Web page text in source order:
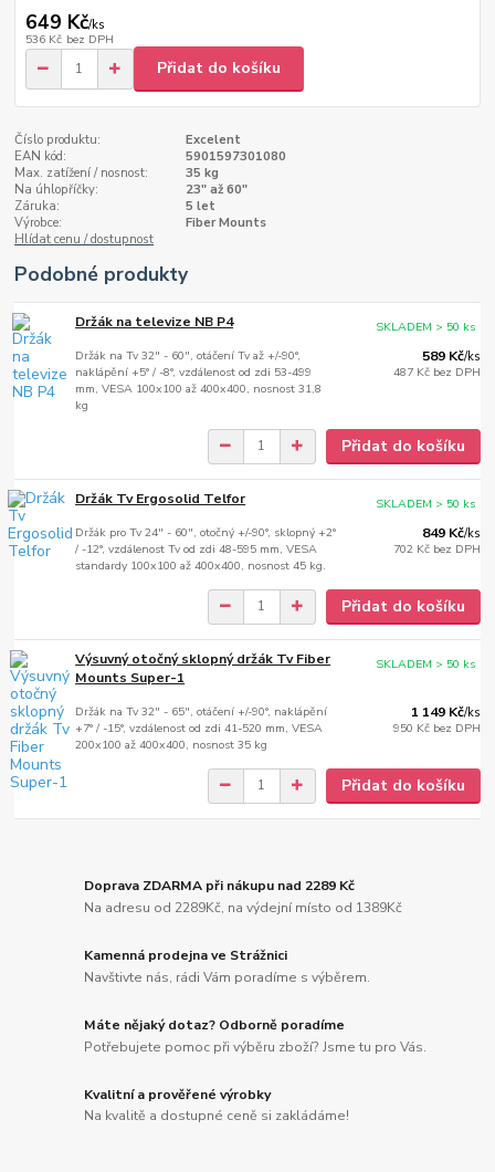
649 Kč/ks
536 Kč bez DPH
Přidat do košíku
Číslo produktu:
Excelent
EAN kód:
5901597301080
Max. zatížení / nosnost:
35 kg
Na úhlopříčky:
23" až 60"
Záruka:
5 let
Výrobce:
Fiber Mounts
Hlídat cenu / dostupnost
Podobné produkty
Držák na televize NB P4
Držák na Tv 32" - 60", otáčení Tv až +/-90°,
naklápění +5° / -8°, vzdálenost od zdi 53-499
mm, VESA 100x100 až 400x400, nosnost 31,8
kg
589 Kč/ks
487 Kč bez DPH
SKLADEM > 50 ks
Přidat do košíku
Držák Tv Ergosolid Telfor
Držák pro Tv 24" - 60", otočný +/-90°, sklopný +2°
/ -12°, vzdálenost Tv od zdi 48-595 mm, VESA
standardy 100x100 až 400x400, nosnost 45 kg.
849 Kč/ks
702 Kč bez DPH
SKLADEM > 50 ks
Přidat do košíku
Výsuvný otočný sklopný držák Tv Fiber
Mounts Super-1
Držák na Tv 32" - 65", otáčení +/-90°, naklápění
+7° / -15°, vzdálenost od zdi 41-520 mm, VESA
200x100 až 400x400, nosnost 35 kg
1 149 Kč/ks
950 Kč bez DPH
SKLADEM > 50 ks
Přidat do košíku
Doprava ZDARMA při nákupu nad 2289 Kč
Na adresu od 2289Kč, na výdejní místo od 1389Kč
Kamenná prodejna ve Strážnici
Navštivte nás, rádi Vám poradíme s výběrem.
Máte nějaký dotaz? Odborně poradíme
Potřebujete pomoc při výběru zboží? Jsme tu pro Vás.
Kvalitní a prověřené výrobky
Na kvalitě a dostupné ceně si zakládáme!